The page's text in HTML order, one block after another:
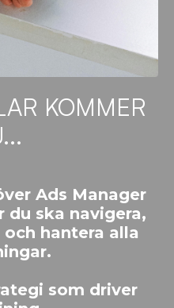
KOMMER
Ads Manager
du ska navigera,
hantera alla
som driver